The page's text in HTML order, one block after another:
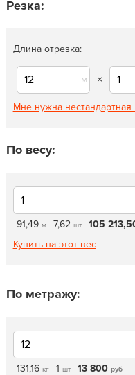
Резка:
Длина отрезка:
м ×
Мне нужна нестандартная
По весу:
91,49 м 7,62 шт 105
Купить на этот вес
По метражу:
131,16 кг 1 шт 13 800 руб